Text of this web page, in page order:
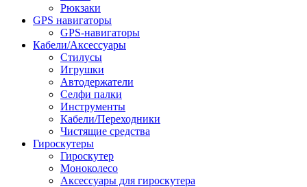
Рюкзаки
GPS навигаторы
GPS-навигаторы
Кабели/Аксессуары
Стилусы
Игрушки
Автодержатели
Селфи палки
Инструменты
Кабели/Переходники
Чистящие средства
Гироскутеры
Гироскутер
Моноколесо
Аксессуары для гироскутера